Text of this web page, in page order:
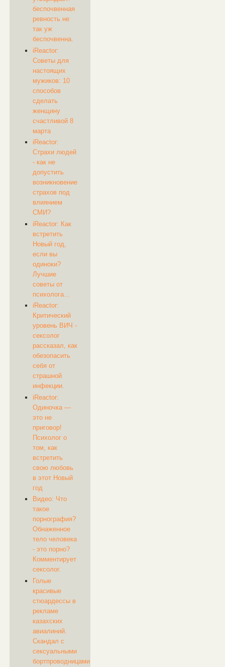
беспочвенная
ревность не
так уж
беспочвенна.
iReactor:
Советы для
настоящих
мужиков: 10
способов
сделать
женщину
счастливой 8
марта
iReactor:
Страхи людей
- как не
допустить
возникновение
страхов под
влиянием
СМИ?
iReactor: ​Как
встретить
Новый год,
если вы
одиноки?
Лучшие
советы от
психолога...
iReactor: ​
Критический
уровень ВИЧ -
сексолог
рассказал, как
обезопасить
себя от
страшной
инфекции.
iReactor: ​​
Одиночка —
это не
приговор!
Психолог о
том, как
встретить
свою любовь
в этот Новый
год
Видео: Что
такое
порнография?
Обнаженное
тело человека
- это порно?
Комментирует
сексолог.
Голые
красивые
стюардессы в
рекламе
казахских
авиалиний.
Скандал с
сексуальными
бортпроводницами